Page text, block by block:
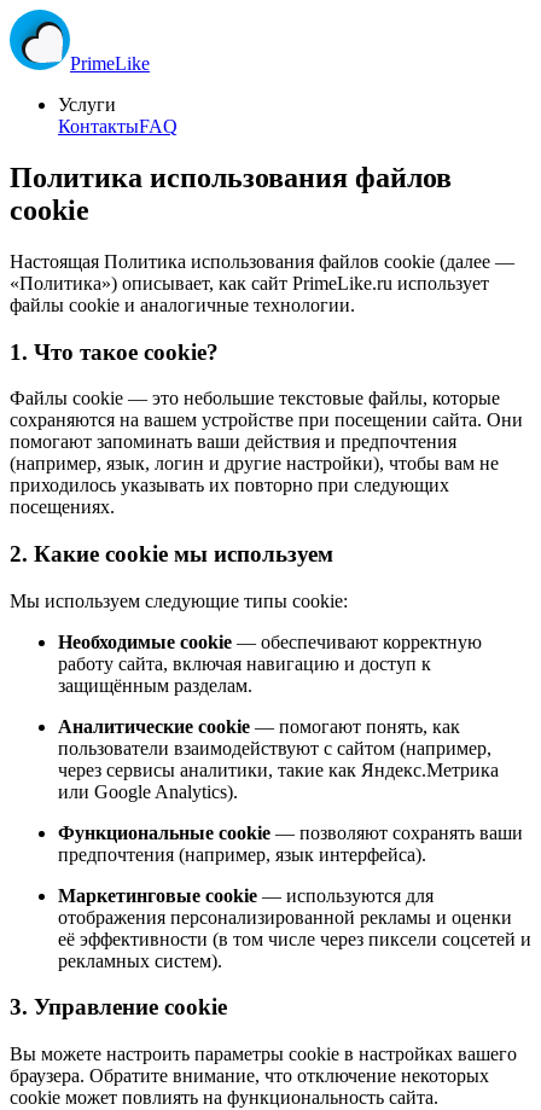
PrimeLike
Услуги
КонтактыFAQ
Политика использования файлов
cookie
Настоящая Политика использования файлов cookie (далее —
«Политика») описывает, как сайт PrimeLike.ru использует
файлы cookie и аналогичные технологии.
1. Что такое cookie?
Файлы cookie — это небольшие текстовые файлы, которые
сохраняются на вашем устройстве при посещении сайта. Они
помогают запоминать ваши действия и предпочтения
(например, язык, логин и другие настройки), чтобы вам не
приходилось указывать их повторно при следующих
посещениях.
2. Какие cookie мы используем
Мы используем следующие типы cookie:
Необходимые cookie — обеспечивают корректную
работу сайта, включая навигацию и доступ к
защищённым разделам.
Аналитические cookie — помогают понять, как
пользователи взаимодействуют с сайтом (например,
через сервисы аналитики, такие как Яндекс.Метрика
или Google Analytics).
Функциональные cookie — позволяют сохранять ваши
предпочтения (например, язык интерфейса).
Маркетинговые cookie — используются для
отображения персонализированной рекламы и оценки
её эффективности (в том числе через пиксели соцсетей и
рекламных систем).
3. Управление cookie
Вы можете настроить параметры cookie в настройках вашего
браузера. Обратите внимание, что отключение некоторых
cookie может повлиять на функциональность сайта.